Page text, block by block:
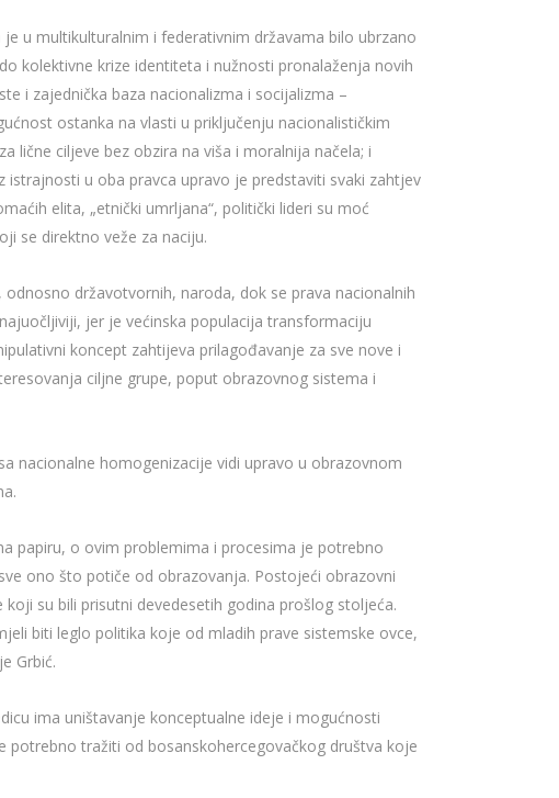
u multikulturalnim i federativnim državama bilo ubrzano
kolektivne krize identiteta i nužnosti pronalaženja novih
i zajednička baza nacionalizma i socijalizma –
ostanka na vlasti u priključenju nacionalističkim
lične ciljeve bez obzira na viša i moralnija načela; i
u oba pravca upravo je predstaviti svaki zahtjev
elita, „etnički umrljana“, politički lideri su moć
se direktno veže za naciju.
državotvornih, naroda, dok se prava nacionalnih
jer je većinska populacija transformaciju
koncept zahtijeva prilagođavanje za sve nove i
ciljne grupe, poput obrazovnog sistema i
nacionalne homogenizacije vidi upravo u obrazovnom
papiru, o ovim problemima i procesima je potrebno
ono što potiče od obrazovanja. Postojeći obrazovni
su bili prisutni devedesetih godina prošlog stoljeća.
biti leglo politika koje od mladih prave sistemske ovce,
Grbić.
ima uništavanje konceptualne ideje i mogućnosti
tražiti od bosanskohercegovačkog društva koje